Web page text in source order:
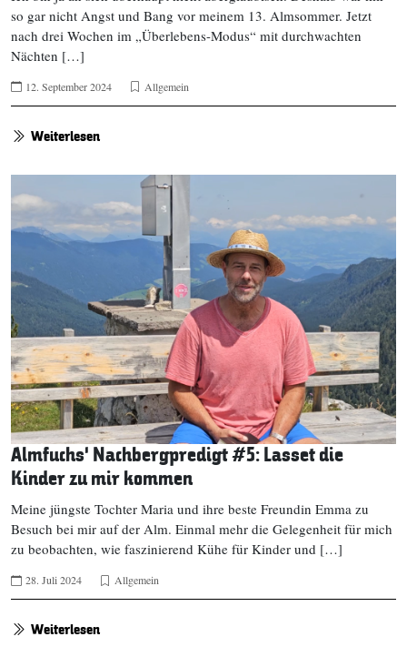
so gar nicht Angst und Bang vor meinem 13. Almsommer. Jetzt
nach drei Wochen im „Überlebens-Modus“ mit durchwachten
Nächten […]
12. September 2024 Allgemein
Weiterlesen
Almfuchs‘ Nachbergpredigt #5: Lasset die
Kinder zu mir kommen
Meine jüngste Tochter Maria und ihre beste Freundin Emma zu
Besuch bei mir auf der Alm. Einmal mehr die Gelegenheit für mich
zu beobachten, wie faszinierend Kühe für Kinder und […]
28. Juli 2024 Allgemein
Weiterlesen